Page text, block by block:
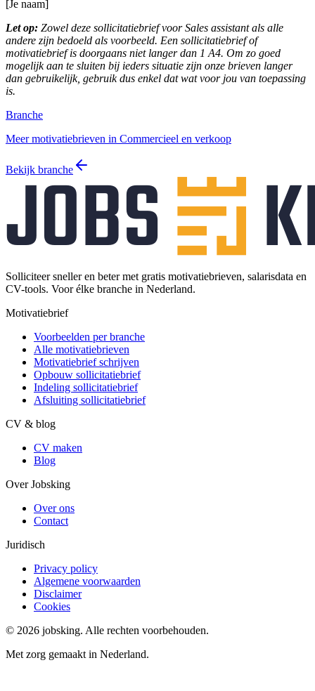
[Je naam]
Let op: Zowel deze sollicitatiebrief voor Sales assistant als alle
andere zijn bedoeld als voorbeeld. Een sollicitatiebrief of
motivatiebrief is doorgaans niet langer dan 1 A4. Om zo goed
mogelijk aan te sluiten bij ieders situatie zijn onze brieven langer
dan gebruikelijk, gebruik dus enkel dat wat voor jou van toepassing
is.
Branche
Meer motivatiebrieven in Commercieel en verkoop
Bekijk branche
Solliciteer sneller en beter met gratis motivatiebrieven, salarisdata en
CV-tools. Voor élke branche in Nederland.
Motivatiebrief
Voorbeelden per branche
Alle motivatiebrieven
Motivatiebrief schrijven
Opbouw sollicitatiebrief
Indeling sollicitatiebrief
Afsluiting sollicitatiebrief
CV & blog
CV maken
Blog
Over Jobsking
Over ons
Contact
Juridisch
Privacy policy
Algemene voorwaarden
Disclaimer
Cookies
© 2026 jobsking. Alle rechten voorbehouden.
Met zorg gemaakt in Nederland.